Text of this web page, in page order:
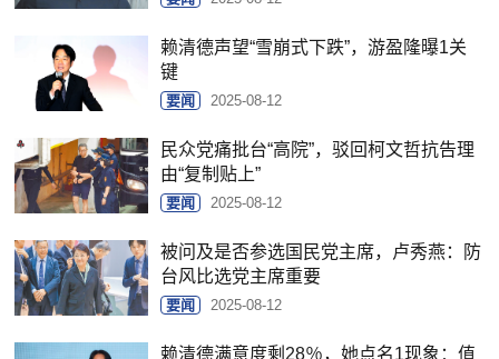
赖清德声望“雪崩式下跌”，游盈隆曝1关
键
要闻 2025-08-12
民众党痛批台“高院”，驳回柯文哲抗告理
由“复制贴上”
要闻 2025-08-12
被问及是否参选国民党主席，卢秀燕：防
台风比选党主席重要
要闻 2025-08-12
赖清德满意度剩28％，她点名1现象：值